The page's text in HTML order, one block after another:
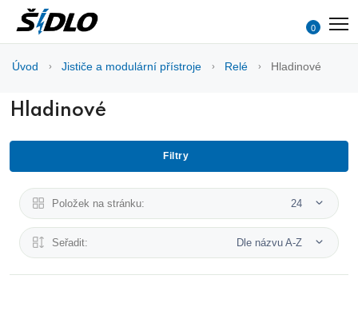
0
Úvod Jističe a modulární přístroje Relé Hladinové
Hladinové
Filtry
Položek na stránku: 24
Seřadit: Dle názvu A-Z